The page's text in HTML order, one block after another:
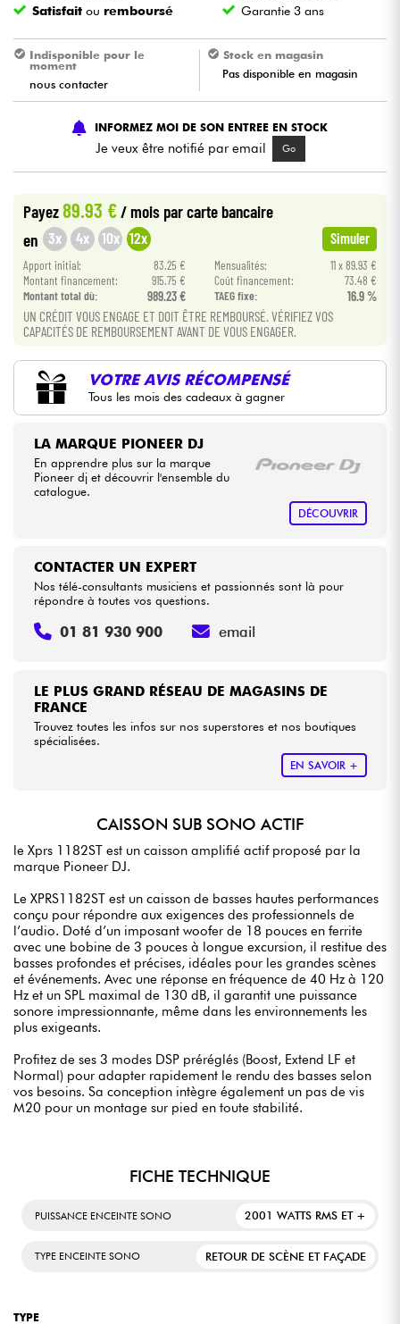
Violons & Quatuor
Eveil Musical
HiFi
Packs
Voir nos marques
Satisfait ou remboursé Garantie 3 ans
Indisponible pour le
moment
nous contacter
Stock en magasin
Pas disponible en magasin
INFORMEZ MOI DE SON ENTREE EN STOCK
Je veux être notifié par email Go
Payez 89.93 €/ mois par carte bancaire
en 3x 4x 10x 12x Simuler
Apport initial: 83.25 € Mensualités:
11 x 89.93 €
Montant financement:
915.75 € Coût financement:
73.48 €
Montant total dù:
989.23 € TAEG fixe: 16.9 %
UN CRÉDIT VOUS ENGAGE ET DOIT ÊTRE REMBOURSÉ. VÉRIFIEZ VOS
CAPACITÉS DE REMBOURSEMENT AVANT DE VOUS ENGAGER.
VOTRE AVIS RÉCOMPENSÉ
Tous les mois des cadeaux à gagner
LA MARQUE PIONEER DJ
En apprendre plus sur la marque
Pioneer dj et découvrir l'ensemble du
catalogue.
DÉCOUVRIR
LE PLUS GRAND RÉSEAU DE MAGASINS DE
FRANCE
Trouvez toutes les infos sur nos superstores et nos boutiques
spécialisées.
EN SAVOIR +
CONTACTER UN EXPERT
Nos télé-consultants musiciens et passionnés sont là pour
répondre à toutes vos questions.
01 81 930 900 email
CAISSON SUB SONO ACTIF
le Xprs 1182ST est un caisson amplifié actif proposé par la
marque Pioneer DJ.
Le XPRS1182ST est un caisson de basses hautes performances
conçu pour répondre aux exigences des professionnels de
l’audio. Doté d’un imposant woofer de 18 pouces en ferrite
avec une bobine de 3 pouces à longue excursion, il restitue des
basses profondes et précises, idéales pour les grandes scènes
et événements. Avec une réponse en fréquence de 40 Hz à 120
Hz et un SPL maximal de 130 dB, il garantit une puissance
sonore impressionnante, même dans les environnements les
plus exigeants.
Profitez de ses 3 modes DSP préréglés (Boost, Extend LF et
Normal) pour adapter rapidement le rendu des basses selon
vos besoins. Sa conception intègre également un pas de vis
M20 pour un montage sur pied en toute stabilité.
FICHE TECHNIQUE
PUISSANCE ENCEINTE SONO 2001 WATTS RMS ET +
TYPE ENCEINTE SONO RETOUR DE SCÈNE ET FAÇADE
TYPE